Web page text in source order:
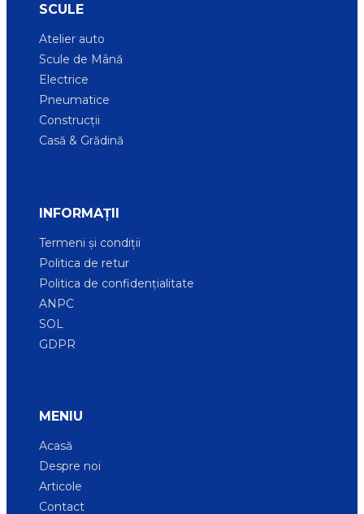
SCULE
Atelier auto
Scule de Mână
Electrice
Pneumatice
Construcții
Casă & Grădină
INFORMAȚII
Termeni și condiții
Politica de retur
Politica de confidențialitate
ANPC
SOL
GDPR
MENIU
Acasă
Despre noi
Articole
Contact